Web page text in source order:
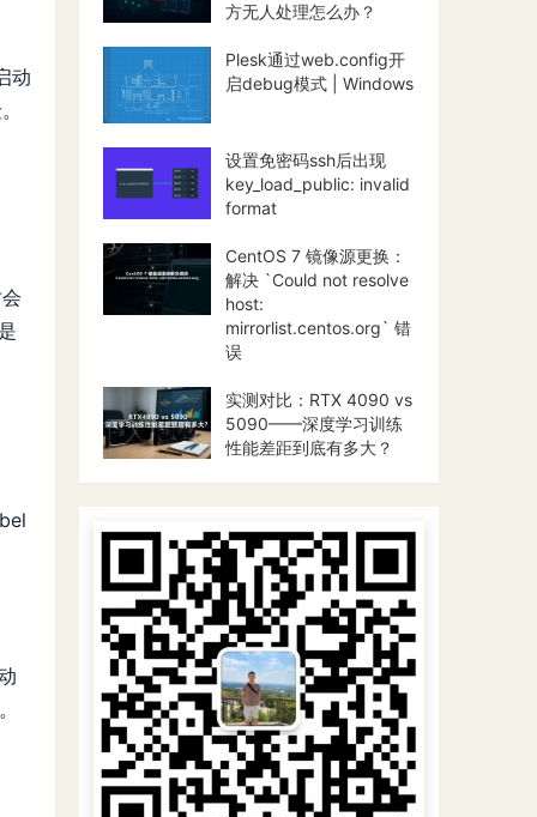
动
方无人处理怎么办？
Plesk通过web.config开
启debug模式 | Windows
设置免密码ssh后出现
key_load_public: invalid
format
CentOS 7 镜像源更换：
解决 `Could not resolve
host:
mirrorlist.centos.org` 错
误
实测对比：RTX 4090 vs
5090——深度学习训练
性能差距到底有多大？